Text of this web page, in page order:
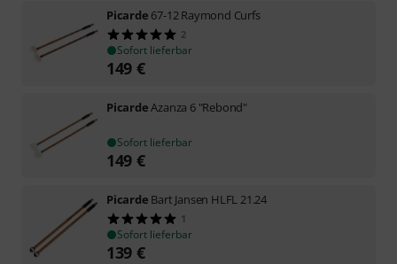
Picarde 67-12 Raymond Curfs
2
Sofort lieferbar
149 €
PicardeAzanza 6 "Rebond"
Sofort lieferbar
149 €
Picarde Bart Jansen HLFL 21.24
1
Sofort lieferbar
139 €